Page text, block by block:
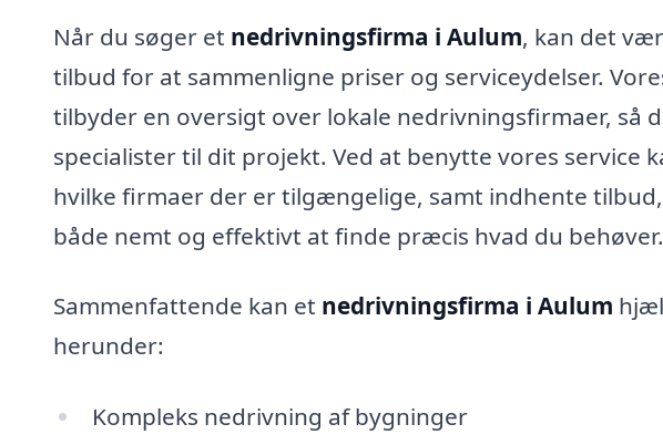
Når du søger et nedrivningsfirma i Aulum, kan det
tilbud for at sammenligne priser og serviceydelser.
tilbyder en oversigt over lokale nedrivningsfirmaer, så
specialister til dit projekt. Ved at benytte vores service
hvilke firmaer der er tilgængelige, samt indhente
både nemt og effektivt at finde præcis hvad du behøver.
Sammenfattende kan et nedrivningsfirma i Aulum
herunder:
Kompleks nedrivning af bygninger